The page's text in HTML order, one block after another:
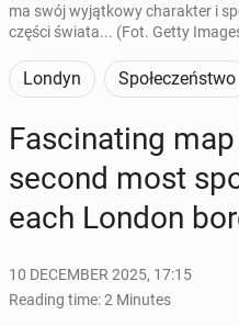
ma swój wyjątkowy charakter i
części świata... (Fot. Getty
Londyn Społeczeństwo
Fas­ci­nat­ing
second most
each London
10 DECEMBER 2025, 17:15
Reading time: 2 Minutes